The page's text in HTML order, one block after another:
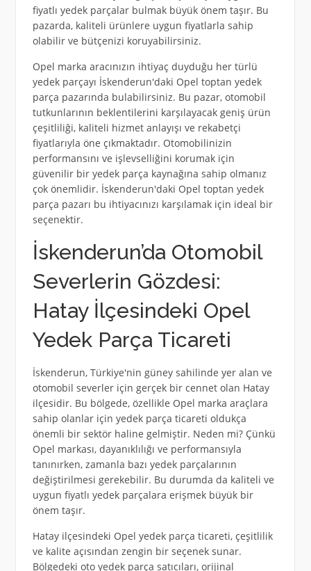
fiyatlı yedek parçalar bulmak büyük önem taşır. Bu
pazarda, kaliteli ürünlere uygun fiyatlarla sahip
olabilir ve bütçenizi koruyabilirsiniz.
Opel marka aracınızın ihtiyaç duyduğu her türlü
yedek parçayı İskenderun'daki Opel toptan yedek
parça pazarında bulabilirsiniz. Bu pazar, otomobil
tutkunlarının beklentilerini karşılayacak geniş ürün
çeşitliliği, kaliteli hizmet anlayışı ve rekabetçi
fiyatlarıyla öne çıkmaktadır. Otomobilinizin
performansını ve işlevselliğini korumak için
güvenilir bir yedek parça kaynağına sahip olmanız
çok önemlidir. İskenderun'daki Opel toptan yedek
parça pazarı bu ihtiyacınızı karşılamak için ideal bir
seçenektir.
İskenderun’da Otomobil
Severlerin Gözdesi:
Hatay İlçesindeki Opel
Yedek Parça Ticareti
İskenderun, Türkiye'nin güney sahilinde yer alan ve
otomobil severler için gerçek bir cennet olan Hatay
ilçesidir. Bu bölgede, özellikle Opel marka araçlara
sahip olanlar için yedek parça ticareti oldukça
önemli bir sektör haline gelmiştir. Neden mi? Çünkü
Opel markası, dayanıklılığı ve performansıyla
tanınırken, zamanla bazı yedek parçalarının
değiştirilmesi gerekebilir. Bu durumda da kaliteli ve
uygun fiyatlı yedek parçalara erişmek büyük bir
önem taşır.
Hatay ilçesindeki Opel yedek parça ticareti, çeşitlilik
ve kalite açısından zengin bir seçenek sunar.
Bölgedeki oto yedek parça satıcıları, orijinal